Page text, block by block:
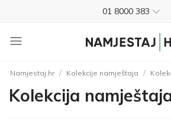
01 8000 383
4.8
Nije potrebno plaćanje
Besplatan povrat unutar
Namjestaj.hr / Kolekcije namještaja /
Kolekcija